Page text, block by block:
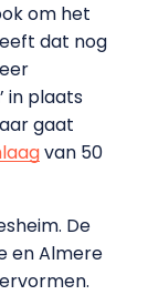
om het
dat nog
in plaats
gaat
van 50
De
en Almere